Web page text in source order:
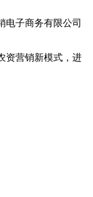
电子商务有限公司
资营销新模式，进